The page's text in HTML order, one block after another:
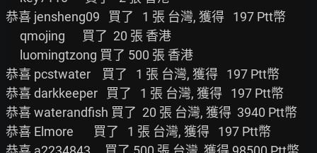
恭喜 jensheng09   買了   1 張 台灣, 獲得   197 Ptt幣
恭喜 pcstwater    買了   1 張 台灣, 獲得   197 Ptt幣
恭喜 darkkeeper   買了   1 張 台灣, 獲得   197 Ptt幣
恭喜 waterandfish 買了  20 張 台灣, 獲得  3940 Ptt幣
恭喜 Elmore       買了   1 張 台灣, 獲得   197 Ptt幣